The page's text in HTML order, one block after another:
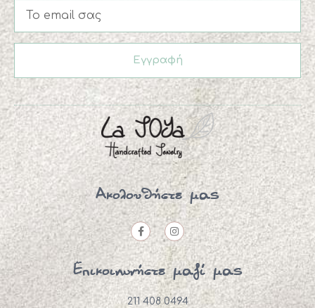
Εγγραφή
Ακολουθήστε μας
Επικοινωνήστε μαζί μας
211 408 0494